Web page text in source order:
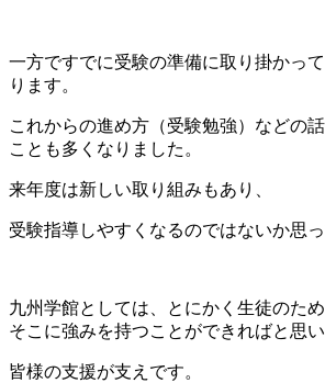
一方ですでに受験の準備に取り掛かっ
ります。
これからの進め方（受験勉強）などの
ことも多くなりました。
来年度は新しい取り組みもあり、
受験指導しやすくなるのではないか思っ
九州学館としては、とにかく生徒のた
そこに強みを持つことができればと思い
皆様の支援が支えです。